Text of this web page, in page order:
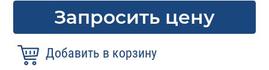
Запросить цену